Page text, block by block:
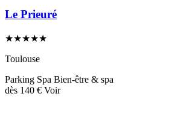
Le Prieuré
★★★★★
Toulouse
Parking Spa Bien-être & spa
dès 140 € Voir